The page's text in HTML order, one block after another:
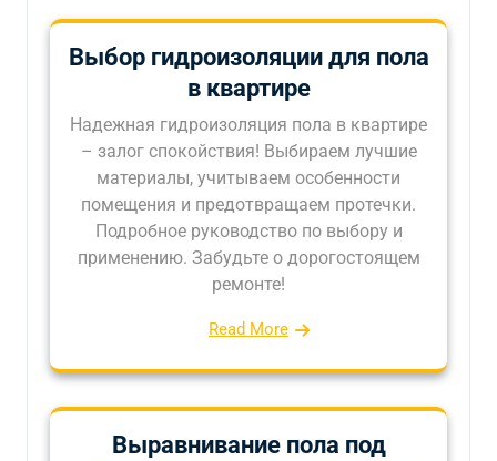
Выбор гидроизоляции для пола
в квартире
Надежная гидроизоляция пола в квартире
– залог спокойствия! Выбираем лучшие
материалы, учитываем особенности
помещения и предотвращаем протечки.
Подробное руководство по выбору и
применению. Забудьте о дорогостоящем
ремонте!
Read More
Выравнивание пола под